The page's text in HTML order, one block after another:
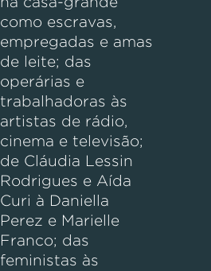
como escravas,
empregadas e amas
de leite; das
operárias e
trabalhadoras às
artistas de rádio,
cinema e televisão;
de Cláudia Lessin
Rodrigues e Aída
Curi à Daniella
Perez e Marielle
Franco; das
feministas às